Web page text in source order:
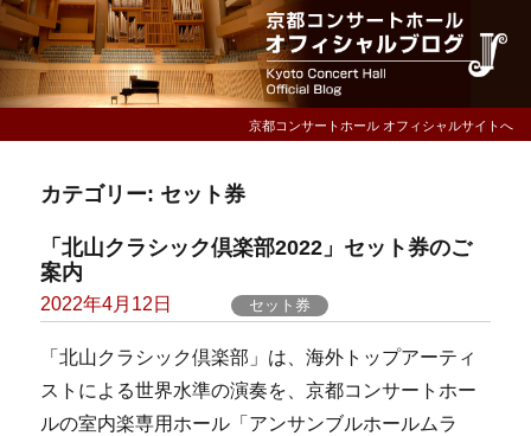
京都コンサートホール オフィシャルサイトへ
カテゴリー: セット券
「北山クラシック倶楽部2022」セット券のご
案内
Posted
2022年4月12日 セット券
「北山クラシック倶楽部」は、海外トップアーティ
ストによる世界水準の演奏を、京都コンサートホー
ルの室内楽専用ホール「アンサンブルホールムラ